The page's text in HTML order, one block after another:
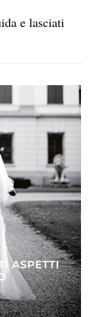
e lasciati